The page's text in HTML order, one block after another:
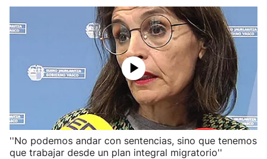
''No podemos andar con sentencias, sino que tenemos
que trabajar desde un plan integral migratorio''